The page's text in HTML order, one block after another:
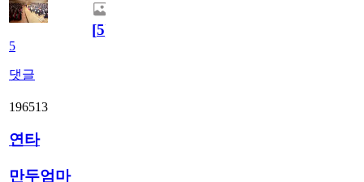
5
댓글
[5]
196513
연타
만두엄마